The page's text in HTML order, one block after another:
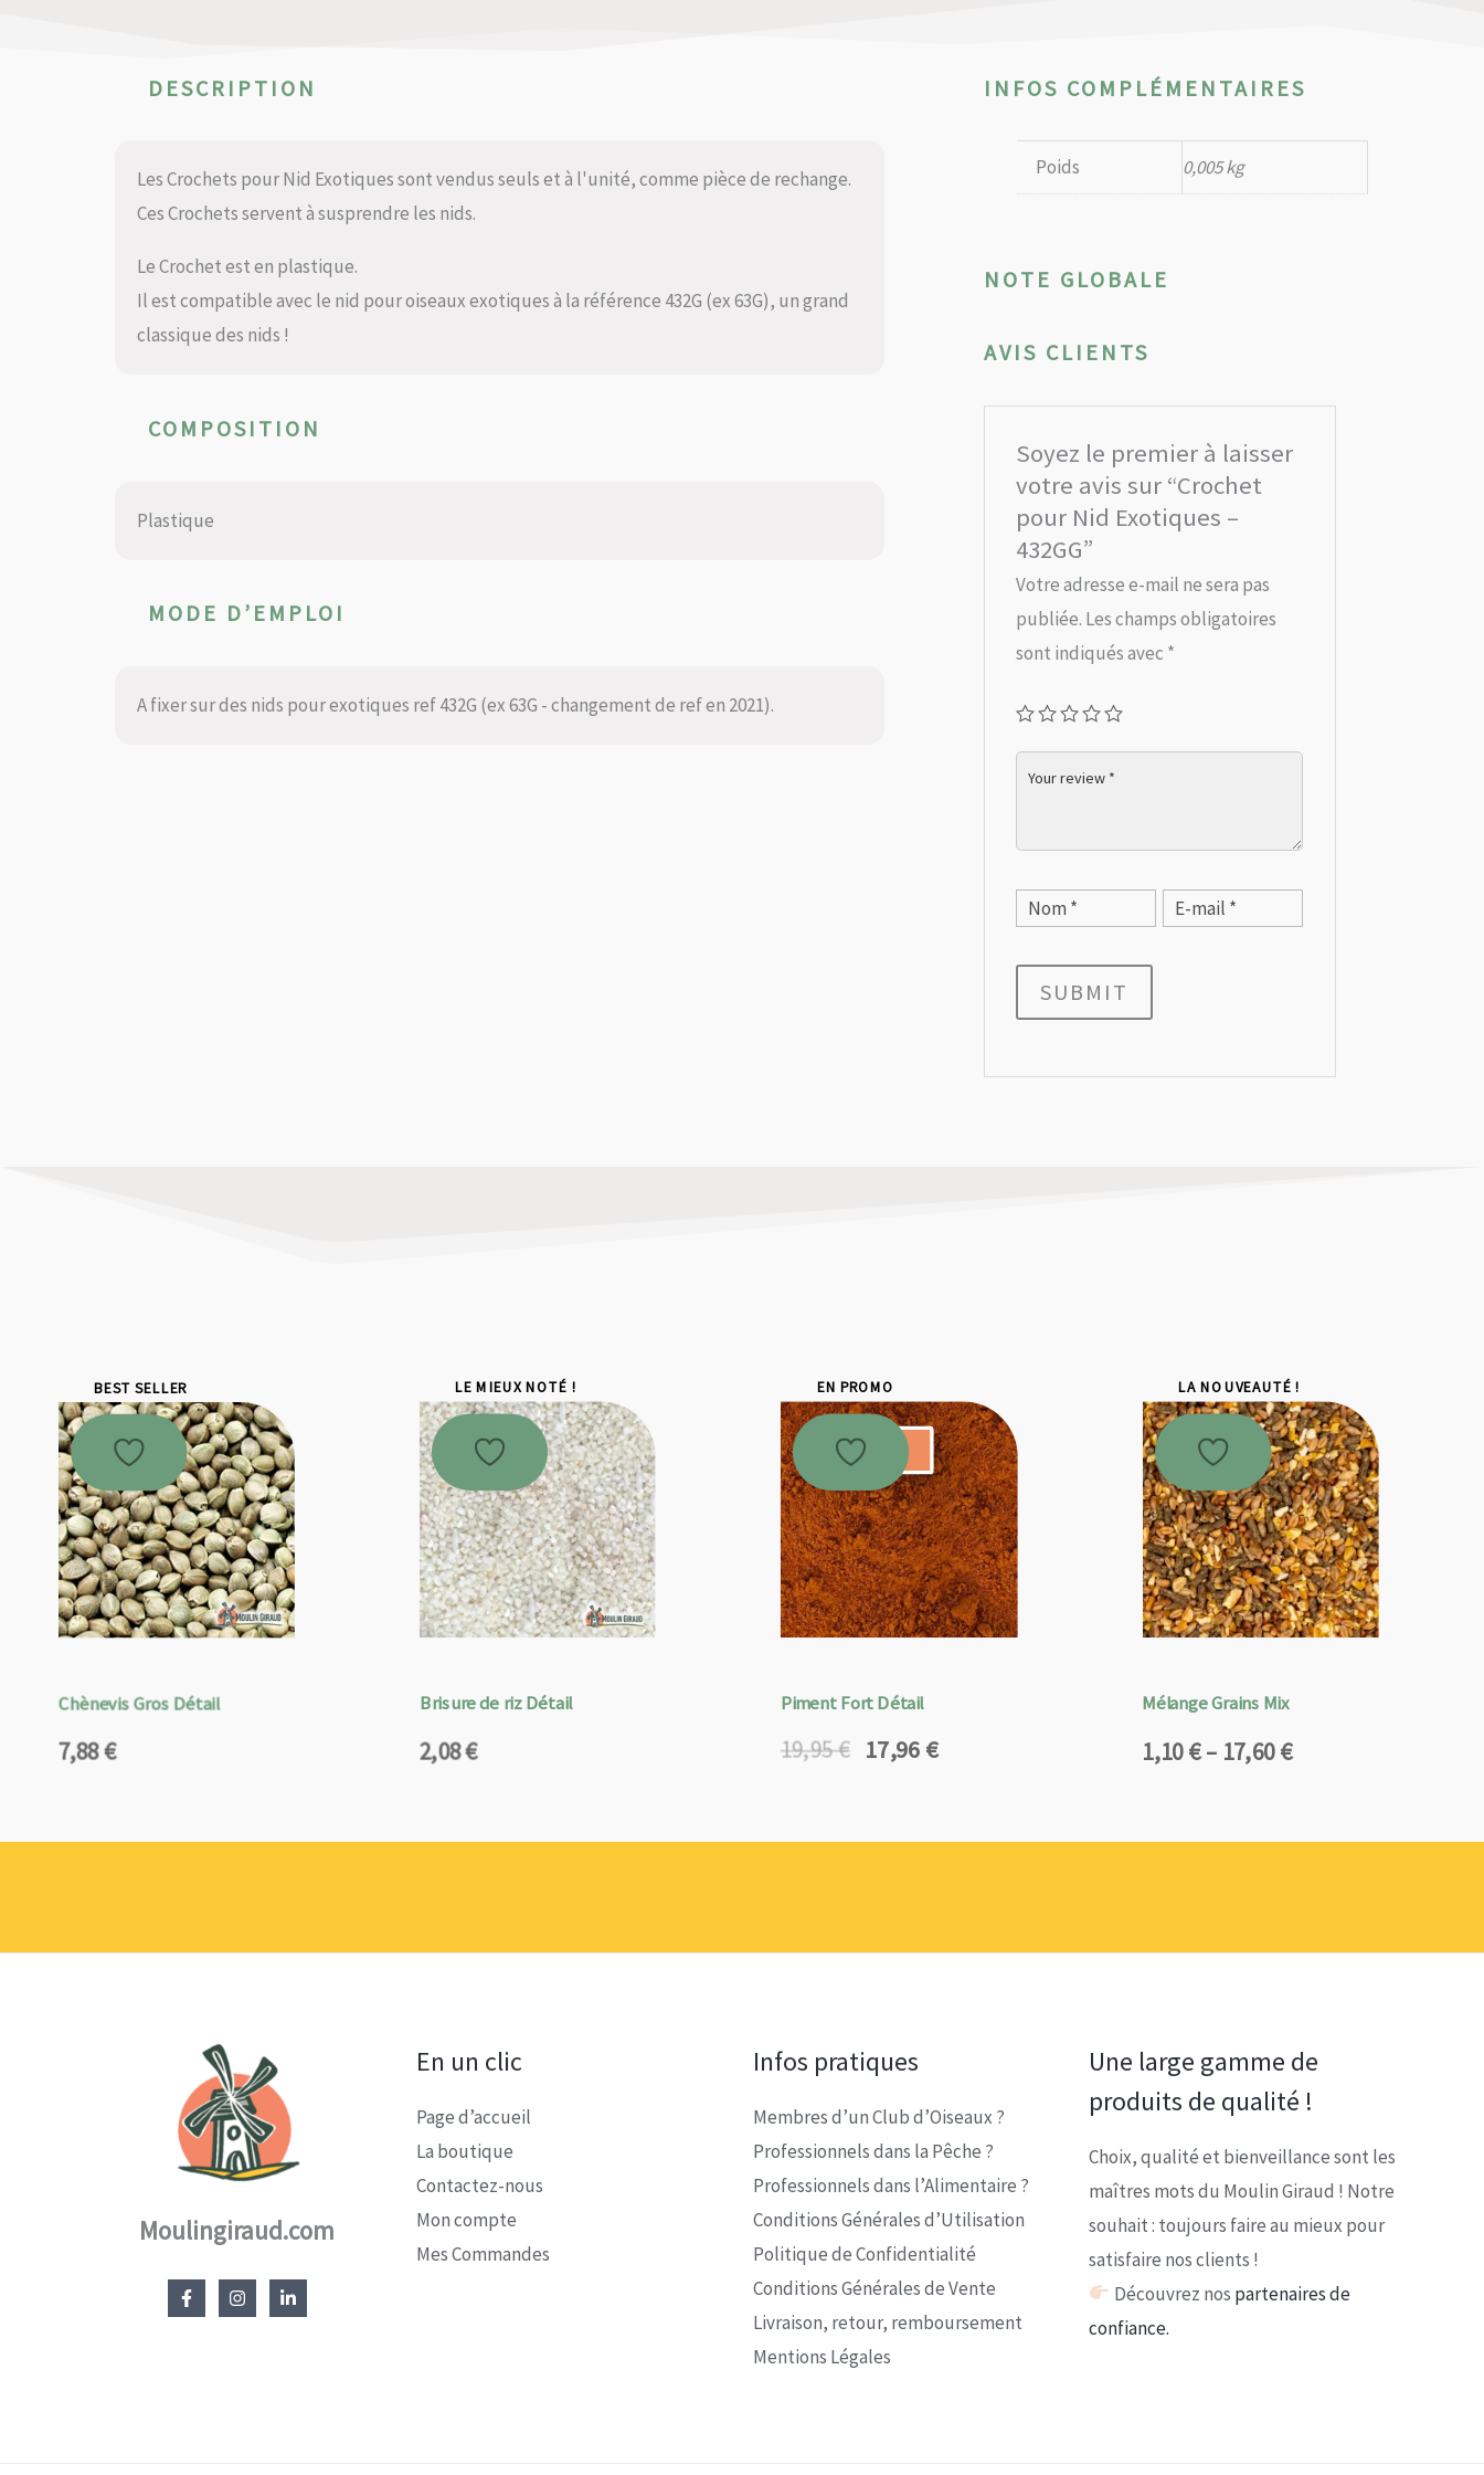
DESCRIPTION
Les Crochets pour Nid Exotiques sont vendus seuls et à l'unité, comme pièce de rechange.
Ces Crochets servent à susprendre les nids.
Le Crochet est en plastique.
Il est compatible avec le nid pour oiseaux exotiques à la référence 432G (ex 63G), un grand
classique des nids !
COMPOSITION
Plastique
MODE D’EMPLOI
A fixer sur des nids pour exotiques ref 432G (ex 63G - changement de ref en 2021).
INFOS COMPLÉMENTAIRES
Poids 0,005 kg
NOTE GLOBALE
AVIS CLIENTS
Soyez le premier à laisser
votre avis sur “Crochet
pour Nid Exotiques –
432GG”
Votre adresse e-mail ne sera pas
publiée. Les champs obligatoires
sont indiqués avec *
SUBMIT
BEST SELLER
Chènevis Gros Détail
7,88€
LE MIEUX NOTÉ !
Brisure de riz Détail
2,08€
EN PROMO
Promo !
Piment Fort Détail
19,95€
Le
était :
17,96 €
Le
est :
LA NOUVEAUTÉ !
Mélange Grains Mix
1,10€– 17,60€
Plage
1,10 €
Moulingiraud.com
En un clic
Page d’accueil
La boutique
Contactez-nous
Mon compte
Mes Commandes
Infos pratiques
Membres d’un Club d’Oiseaux ?
Professionnels dans la Pêche ?
Professionnels dans l’Alimentaire ?
Conditions Générales d’Utilisation
Politique de Confidentialité
Conditions Générales de Vente
Livraison, retour, remboursement
Mentions Légales
Une large gamme de
produits de qualité !
Choix, qualité et bienveillance sont les
maîtres mots du Moulin Giraud ! Notre
souhait : toujours faire au mieux pour
satisfaire nos clients !
Découvrez nos partenaires de
confiance.